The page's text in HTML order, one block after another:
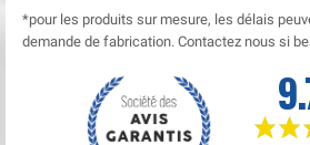
*pour les produits sur mesure, les délais
demande de fabrication. Contactez nous si